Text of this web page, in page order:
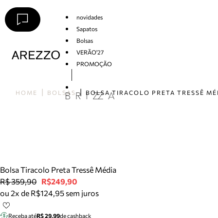
novidades
Sapatos
Bolsas
VERÃO'27
PROMOÇÃO
HOME BOLSAS BOLSA TIRACOLO PRETA TRESSÊ
Bolsa Tiracolo Preta Tressê Média
R$ 359,90 R$249,90
ou 2x de R$124,95 sem juros
Receba atéR$ 29,99de cashback